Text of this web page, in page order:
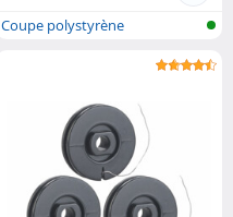
Coupe polystyrène